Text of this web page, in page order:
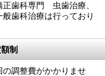
正歯科専門 虫歯治療、
歯科治療は行っており
制
の調整費がかかりませ